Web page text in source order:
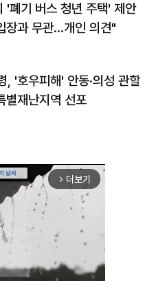
'폐기 버스 청년 주택' 제안
장과 무관…개인 의견"
, '호우피해' 안동·의성 관할
별재난지역 선포
arrow_forward_ios 더보기